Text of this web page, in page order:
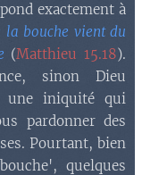
exactement à
la bouche vient du
(Matthieu 15.18).
sinon Dieu
une iniquité qui
pardonner des
Pourtant, bien
quelques